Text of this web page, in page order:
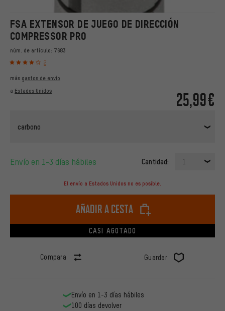
FSA EXTENSOR DE JUEGO DE DIRECCIÓN
COMPRESSOR PRO
núm. de artículo: 7683
2
25,99€
más gastos de envío
a Estados Unidos
carbono
Envío en 1-3 días hábiles Cantidad: 1
El envío a Estados Unidos no es posible.
Añadir a cesta
CASI AGOTADO
Compara Guardar
Envío en 1-3 días hábiles
100 días devolver